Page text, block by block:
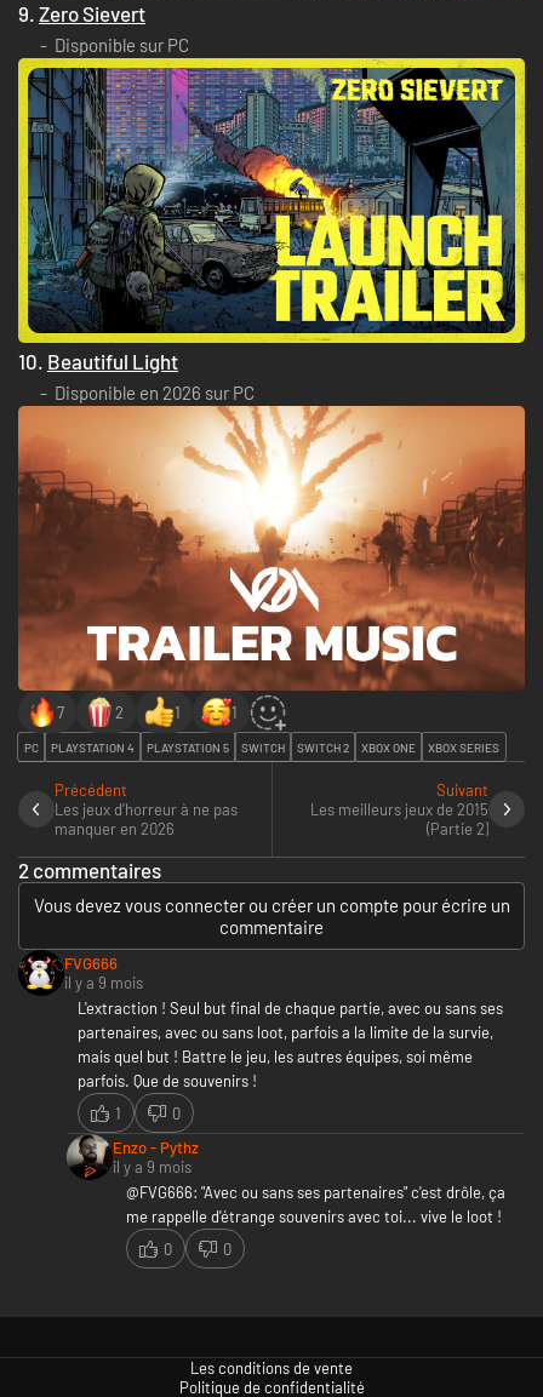
9. Zero Sievert
Disponible sur PC
10. Beautiful Light
Disponible en 2026 sur PC
7 2 1 1
PC PLAYSTATION 4 PLAYSTATION 5 SWITCH SWITCH 2 XBOX ONE XBOX SERIES
Précédent
Les jeux d’horreur à ne pas
manquer en 2026
Suivant
Les meilleurs jeux de 2015
(Partie 2)
2 commentaires
Vous devez vous connecter ou créer un compte pour écrire un
commentaire
FVG666
il y a 9 mois
L'extraction ! Seul but final de chaque partie, avec ou sans ses
partenaires, avec ou sans loot, parfois a la limite de la survie,
mais quel but ! Battre le jeu, les autres équipes, soi même
parfois. Que de souvenirs !
1
0
Enzo - Pythz
il y a 9 mois
@FVG666: "Avec ou sans ses partenaires" c'est drôle, ça
me rappelle d'étrange souvenirs avec toi... vive le loot !
0
0
Les conditions de vente
Politique de confidentialité